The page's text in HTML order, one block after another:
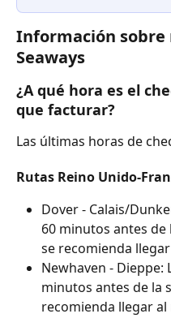
Información sobre
Seaways
¿A qué hora es el
que facturar?
Las últimas horas de
Rutas Reino Unido-
Dover - Calais/
60 minutos antes de
se recomienda
Newhaven -
minutos antes de la
recomienda llegar